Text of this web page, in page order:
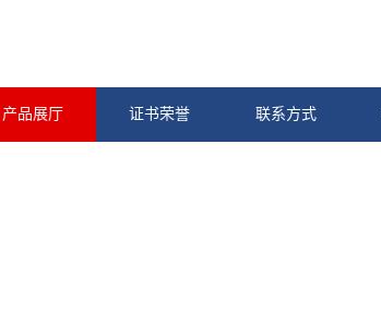
产品展厅 证书荣誉 联系方式